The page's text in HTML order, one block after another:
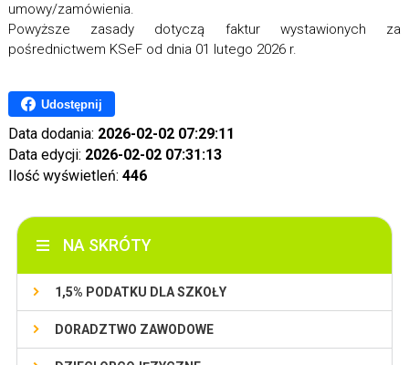
umowy/zamówienia.
Powyższe zasady dotyczą faktur wystawionych za
pośrednictwem KSeF od dnia 01 lutego 2026 r.
Udostępnij
Data dodania: 2026-02-02 07:29:11
Data edycji: 2026-02-02 07:31:13
Ilość wyświetleń: 446
NA SKRÓTY
1,5% PODATKU DLA SZKOŁY
DORADZTWO ZAWODOWE